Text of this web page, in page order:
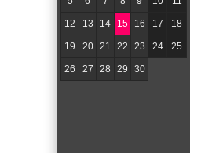
12 13 14 15 16 17 18
19 20 21 22 23 24 25
26 27 28 29 30